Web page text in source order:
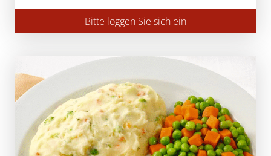
Bitte loggen Sie sich ein